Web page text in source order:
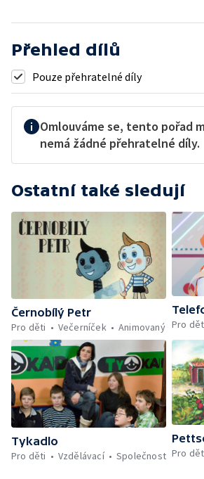
Přehled dílů
Pouze přehratelné díly
Omlouváme se, tento pořad
nemá žádné přehratelné díly.
Ostatní také sledují
Černobílý Petr
Pro děti
Večerníček Animovaný Pro
Tykadlo
Pro děti
Vzdělávací Společnost Pro